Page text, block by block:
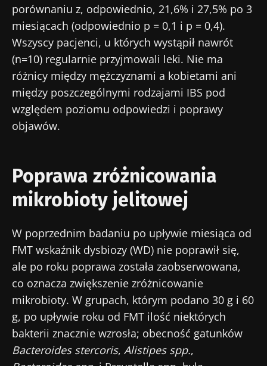
porównaniu z, odpowiednio, 21,6% i 27,5% po 3
miesiącach (odpowiednio p = 0,1 i p = 0,4).
Wszyscy pacjenci, u których wystąpił nawrót
(n=10) regularnie przyjmowali leki. Nie ma
różnicy między mężczyznami a kobietami ani
między poszczególnymi rodzajami IBS pod
względem poziomu odpowiedzi i poprawy
objawów.
Poprawa zróżnicowania
mikrobioty jelitowej
W poprzednim badaniu po upływie miesiąca od
FMT wskaźnik dysbiozy (WD) nie poprawił się,
ale po roku poprawa została zaobserwowana,
co oznacza zwiększenie zróżnicowanie
mikrobioty. W grupach, którym podano 30 g i 60
g, po upływie roku od FMT ilość niektórych
bakterii znacznie wzrosła; obecność gatunków
Bacteroides stercoris, Alistipes spp.,
Nie odchodź tak
szybko!
Dołącz do społeczności mikrobioty dla
pracowników ochrony zdrowia i odbieraj
„Microbiota Digest” i „Magazyn dla
pracowników służby zdrowia”, aby być na